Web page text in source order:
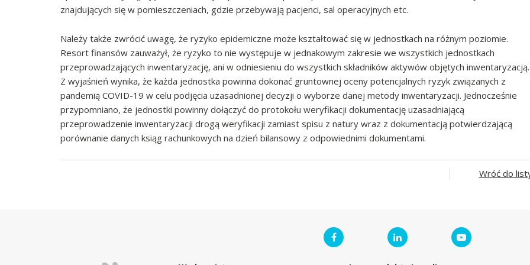
znajdujących się w pomieszczeniach, gdzie przebywają pacjenci, sal operacyjnych etc.
Należy także zwrócić uwagę, że ryzyko epidemiczne może kształtować się w jednostkach na różnym poziomie.
Resort finansów zauważył, że ryzyko to nie występuje w jednakowym zakresie we wszystkich jednostkach
przeprowadzających inwentaryzację, ani w odniesieniu do wszystkich składników aktywów objętych inwentaryzacją.
Z wyjaśnień wynika, że każda jednostka powinna dokonać gruntownej oceny potencjalnych ryzyk związanych z
pandemią COVID-19 w celu podjęcia uzasadnionej decyzji o wyborze danej metody inwentaryzacji. Jednocześnie
przypomniano, że jednostki powinny dołączyć do protokołu weryfikacji dokumentację uzasadniającą
przeprowadzenie inwentaryzacji drogą weryfikacji zamiast spisu z natury wraz z dokumentacją potwierdzającą
porównanie danych ksiąg rachunkowych na dzień bilansowy z odpowiednimi dokumentami.
Wróć do